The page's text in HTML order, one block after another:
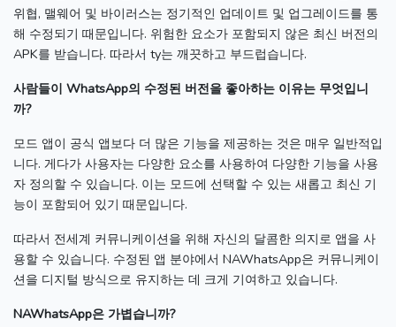
위협, 맬웨어 및 바이러스는 정기적인 업데이트 및 업그레이드를 통
해 수정되기 때문입니다. 위험한 요소가 포함되지 않은 최신 버전의
APK를 받습니다. 따라서 ty는 깨끗하고 부드럽습니다.
사람들이 WhatsApp의 수정된 버전을 좋아하는 이유는 무엇입니
까?
모드 앱이 공식 앱보다 더 많은 기능을 제공하는 것은 매우 일반적입
니다. 게다가 사용자는 다양한 요소를 사용하여 다양한 기능을 사용
자 정의할 수 있습니다. 이는 모드에 선택할 수 있는 새롭고 최신 기
능이 포함되어 있기 때문입니다.
따라서 전세계 커뮤니케이션을 위해 자신의 달콤한 의지로 앱을 사
용할 수 있습니다. 수정된 앱 분야에서 NAWhatsApp은 커뮤니케이
션을 디지털 방식으로 유지하는 데 크게 기여하고 있습니다.
NAWhatsApp은 가볍습니까?